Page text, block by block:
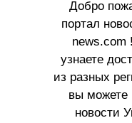
Добро
портал
узнаете
из разных
вы можете
новости